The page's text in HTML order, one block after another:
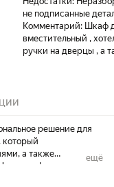
не подписанные
Комментарий: Шкаф
вместительный ,
ручки на дверцы , а
решение для
который
а также
шкафа -
ещё